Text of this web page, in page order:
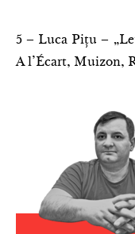
5 – Luca Pițu –
A l’Écart, Muizon,